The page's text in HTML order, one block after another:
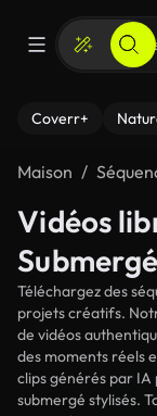
Coverr+
Maison
Vidéos
Submergé
Téléchargez des
projets créatifs.
de vidéos
des moments réels
clips générés par IA
submergé stylisés.